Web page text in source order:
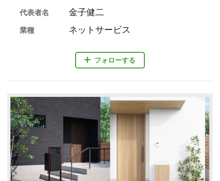
フォローする
代表者名 金子健二
業種 ネットサービス